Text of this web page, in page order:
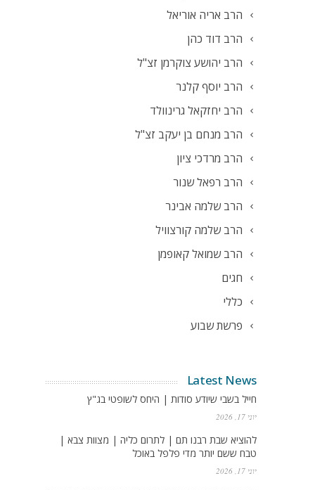
הרב אריה אוריאל
הרב דוד כהן
הרב יהושע צוקרמן זצ"ל
הרב יוסף קלנר
הרב יחזקאל גרינוולד
הרב מנחם בן יעקב זצ"ל
הרב מרדכי ציון
הרב רפאל שנור
הרב שלמה אבינר
הרב שלמה קורצוויל
הרב שמואל קאופמן
חגים
כללי
פרשת שבוע
Latest News
חייל בשבי שיודע סודות | היחס לשופטי בג"ץ
יוני 17, 2026
להוציא שבת רבנו תם | לתרום כליה | מצוות צבא |
טבח ששם יותר מדי פלפל באוכל
יוני 17, 2026